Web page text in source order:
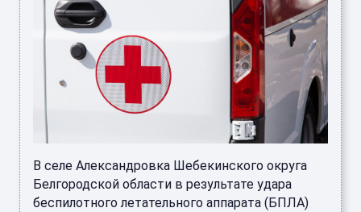
В селе Александровка Шебекинского округа
Белгородской области в результате удара
беспилотного летательного аппарата (БПЛА)